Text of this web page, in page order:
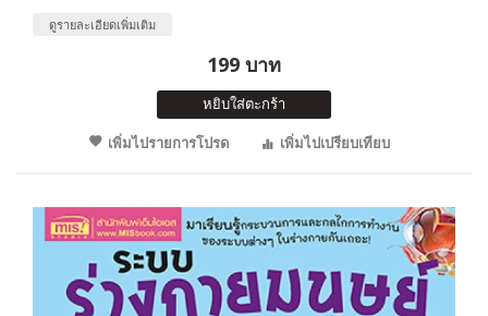
ดูรายละเอียดเพิ่มเติม
199 บาท
หยิบใส่ตะกร้า
เพิ่มไปรายการโปรด
เพิ่มไปเปรียบเทียบ